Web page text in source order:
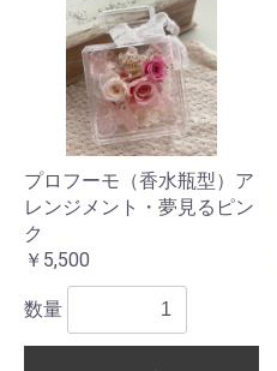
プロフーモ（香水瓶型）ア
レンジメント・夢見るピン
ク
￥5,500
数量